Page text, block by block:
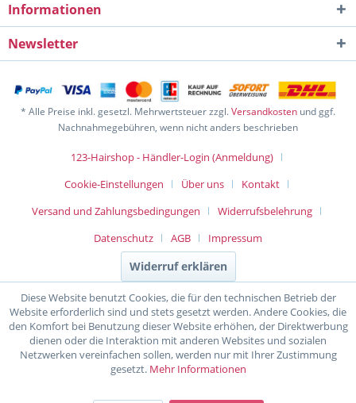
Informationen
Newsletter
* Alle Preise inkl. gesetzl. Mehrwertsteuer zzgl.Versandkosten und ggf.
Nachnahmegebühren, wenn nicht anders beschrieben
123-Hairshop - Händler-Login (Anmeldung)
Cookie-Einstellungen
Über uns
Kontakt
Versand und Zahlungsbedingungen
Widerrufsbelehrung
Datenschutz
AGB Impressum
Widerruf erklären
Diese Website benutzt Cookies, die für den technischen Betrieb der
Website erforderlich sind und stets gesetzt werden. Andere Cookies, die
den Komfort bei Benutzung dieser Website erhöhen, der Direktwerbung
dienen oder die Interaktion mit anderen Websites und sozialen
Netzwerken vereinfachen sollen, werden nur mit Ihrer Zustimmung
gesetzt. Mehr Informationen